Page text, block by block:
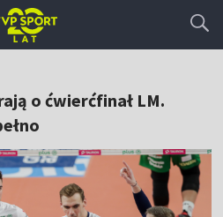
o ćwierćfinał LM.